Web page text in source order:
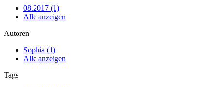
08.2017 (1)
Alle anzeigen
Autoren
Sophia (1)
Alle anzeigen
Tags